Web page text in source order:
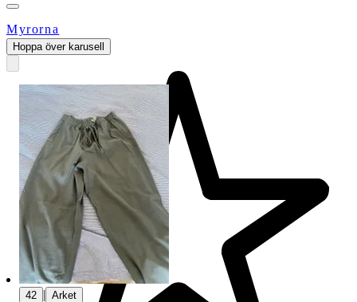
Myrorna
Hoppa över karusell
42 | Arket